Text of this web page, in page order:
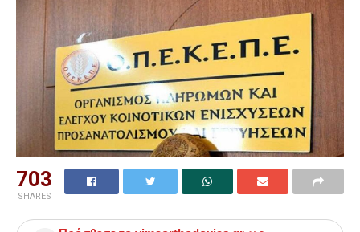
703
SHARES